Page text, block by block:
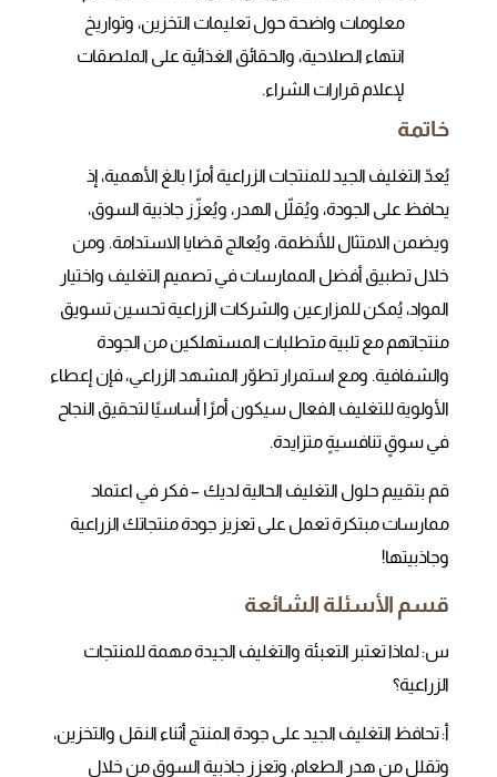
معلومات واضحة حول تعليمات التخزين، وتواريخ
انتهاء الصلاحية، والحقائق الغذائية على الملصقات
لإعلام قرارات الشراء.
خاتمة
يُعدّ التغليف الجيد للمنتجات الزراعية أمرًا بالغ الأهمية، إذ
يحافظ على الجودة، ويُقلّل الهدر، ويُعزّز جاذبية السوق،
ويضمن الامتثال للأنظمة، ويُعالج قضايا الاستدامة. ومن
خلال تطبيق أفضل الممارسات في تصميم التغليف واختيار
المواد، يُمكن للمزارعين والشركات الزراعية تحسين تسويق
منتجاتهم مع تلبية متطلبات المستهلكين من الجودة
والشفافية. ومع استمرار تطوّر المشهد الزراعي، فإن إعطاء
الأولوية للتغليف الفعال سيكون أمرًا أساسيًا لتحقيق النجاح
في سوقٍ تنافسيةٍ متزايدة.
قم بتقييم حلول التغليف الحالية لديك – فكر في اعتماد
ممارسات مبتكرة تعمل على تعزيز جودة منتجاتك الزراعية
وجاذبيتها!
قسم الأسئلة الشائعة
س: لماذا تعتبر التعبئة والتغليف الجيدة مهمة للمنتجات
الزراعية؟
أ: تحافظ التغليف الجيد على جودة المنتج أثناء النقل والتخزين،
وتقلل من هدر الطعام، وتعزز جاذبية السوق من خلال